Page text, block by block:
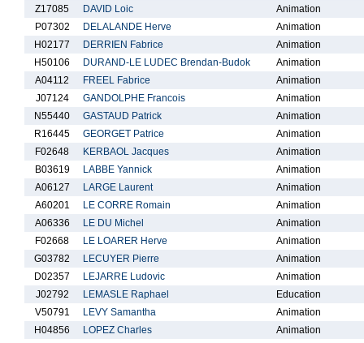
Z17085
DAVID Loic
Animation
P07302
DELALANDE Herve
Animation
H02177
DERRIEN Fabrice
Animation
H50106
DURAND-LE LUDEC Brendan-Budok
Animation
A04112
FREEL Fabrice
Animation
J07124
GANDOLPHE Francois
Animation
N55440
GASTAUD Patrick
Animation
R16445
GEORGET Patrice
Animation
F02648
KERBAOL Jacques
Animation
B03619
LABBE Yannick
Animation
A06127
LARGE Laurent
Animation
A60201
LE CORRE Romain
Animation
A06336
LE DU Michel
Animation
F02668
LE LOARER Herve
Animation
G03782
LECUYER Pierre
Animation
D02357
LEJARRE Ludovic
Animation
J02792
LEMASLE Raphael
Education
V50791
LEVY Samantha
Animation
H04856
LOPEZ Charles
Animation